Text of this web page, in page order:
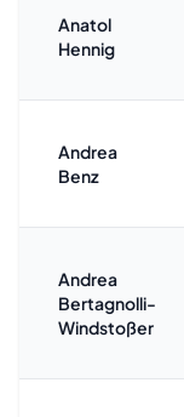
Anatol
Hennig
Andrea
Benz
Andrea
Bertagnolli-
Windstoßer